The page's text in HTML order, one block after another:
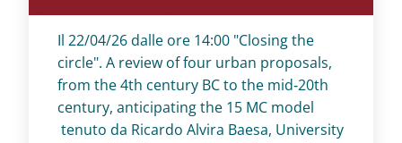
Titolo card:
Il 22/04/26 dalle ore 14:00 "Closing the
circle". A review of four urban proposals,
from the 4th century BC to the mid‑20th
century, anticipating the 15 MC model
tenuto da Ricardo Alvira Baesa, University